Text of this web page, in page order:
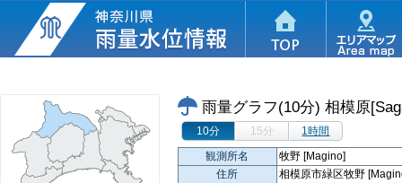
雨量グラフ(10分) 相模原
10分 15分
1時間
観測所名
牧野 [Magino]
住所
相模原市緑区牧野